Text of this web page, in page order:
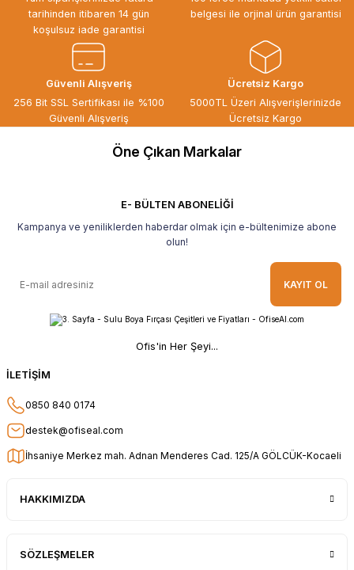
tarihinden itibaren 14 gün
koşulsuz iade garantisi
belgesi ile orjinal ürün garantisi
Güvenli Alışveriş
256 Bit SSL Sertifikası ile %100
Güvenli Alışveriş
Ücretsiz Kargo
5000TL Üzeri Alışverişlerinizde
Ücretsiz Kargo
Öne Çıkan Markalar
E- BÜLTEN ABONELİĞİ
Kampanya ve yeniliklerden haberdar olmak için e-bültenimize abone
olun!
KAYIT OL
Ofis'in Her Şeyi...
İLETİŞİM
0850 840 0174
destek@ofiseal.com
İhsaniye Merkez mah. Adnan Menderes Cad. 125/A GÖLCÜK-Kocaeli
HAKKIMIZDA
SÖZLEŞMELER